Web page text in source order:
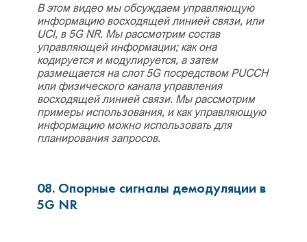
В этом видео мы обсуждаем управляющую
информацию восходящей линией связи, или
UCI, в 5G NR. Мы рассмотрим состав
управляющей информации; как она
кодируется и модулируется, а затем
размещается на слот 5G посредством PUCCH
или физического канала управления
восходящей линией связи. Мы рассмотрим
примеры использования, и как управляющую
информацию можно использовать для
планирования запросов.
08. Опорные сигналы демодуляции в
5G NR